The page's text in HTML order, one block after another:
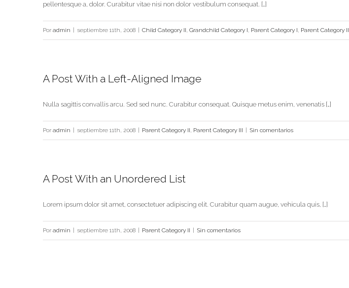
pellentesque a, dolor. Curabitur vitae nisi non dolor vestibulum consequat. […]
Por admin septiembre 11th, 2008 Child Category II, Grandchild Category I, Parent Category I, Parent Category II
A Post With a Left-Aligned Image
Nulla sagittis convallis arcu. Sed sed nunc. Curabitur consequat. Quisque metus enim, venenatis […]
Por admin septiembre 11th, 2008 Parent Category II, Parent Category III Sin comentarios
A Post With an Unordered List
Lorem ipsum dolor sit amet, consectetuer adipiscing elit. Curabitur quam augue, vehicula quis, […]
Por admin septiembre 11th, 2008 Parent Category II Sin comentarios